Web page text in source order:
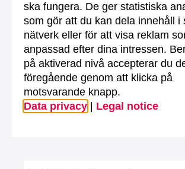
ska fungera. De ger statistiska
som gör att du kan dela innehåll i
nätverk eller för att visa reklam
anpassad efter dina intressen.
på aktiverad nivå accepterar du
föregående genom att klicka på
motsvarande knapp.
Data privacy
Legal notice